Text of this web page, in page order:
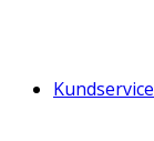
Kundservice